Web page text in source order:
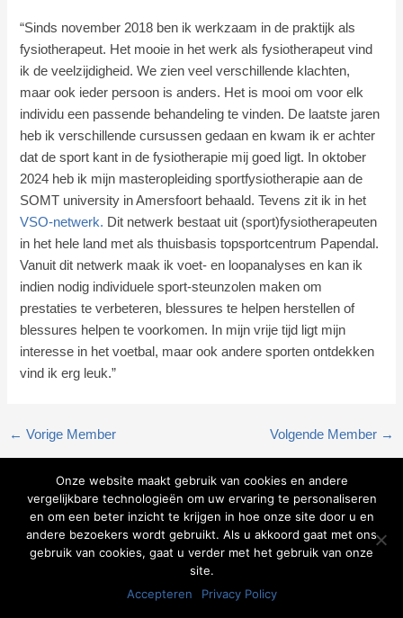
“Sinds november 2018 ben ik werkzaam in de praktijk als
fysiotherapeut. Het mooie in het werk als fysiotherapeut vind
ik de veelzijdigheid. We zien veel verschillende klachten,
maar ook ieder persoon is anders. Het is mooi om voor elk
individu een passende behandeling te vinden. De laatste jaren
heb ik verschillende cursussen gedaan en kwam ik er achter
dat de sport kant in de fysiotherapie mij goed ligt. In oktober
2024 heb ik mijn masteropleiding sportfysiotherapie aan de
SOMT university in Amersfoort behaald. Tevens zit ik in het
VSO-netwerk. Dit netwerk bestaat uit (sport)fysiotherapeuten
in het hele land met als thuisbasis topsportcentrum Papendal.
Vanuit dit netwerk maak ik voet- en loopanalyses en kan ik
indien nodig individuele sport-steunzolen maken om
prestaties te verbeteren, blessures te helpen herstellen of
blessures helpen te voorkomen. In mijn vrije tijd ligt mijn
interesse in het voetbal, maar ook andere sporten ontdekken
vind ik erg leuk.”
← Vorige Member Volgende Member →
"Voor alle specialisaties hebben wij
deskundige therapeuten in huis."
- Fysiotherapie Heerde
Openingstijden
Wij zijn elke werkdag open. Vandaag:
Onze website maakt gebruik van cookies en andere
vergelijkbare technologieën om uw ervaring te personaliseren
en om een beter inzicht te krijgen in hoe onze site door u en
andere bezoekers wordt gebruikt. Als u akkoord gaat met ons
gebruik van cookies, gaat u verder met het gebruik van onze
site.
Accepteren
Privacy Policy